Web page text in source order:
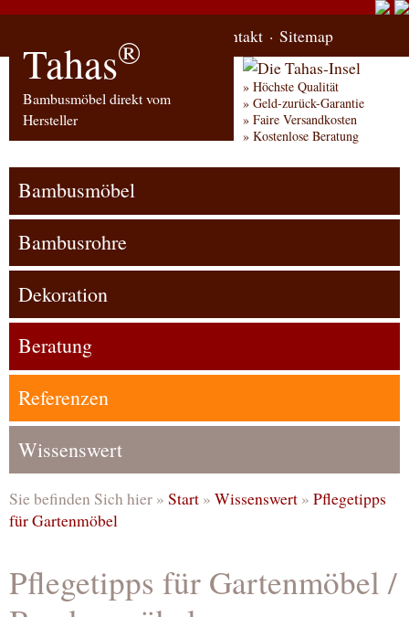
Kontakt Sitemap
Tahas®
Bambusmöbel direkt vom
Hersteller
Höchste Qualität
Geld-zurück-Garantie
Faire Versandkosten
Kostenlose Beratung
Bambusmöbel
Bambusrohre
Dekoration
Beratung
Referenzen
Wissenswert
Sie befinden Sich hier » Start » Wissenswert » Pflegetipps
für Gartenmöbel
Pflegetipps für Gartenmöbel /